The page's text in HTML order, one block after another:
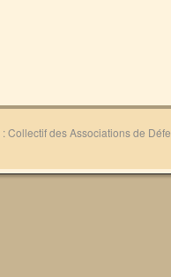
Collectif des Associations de